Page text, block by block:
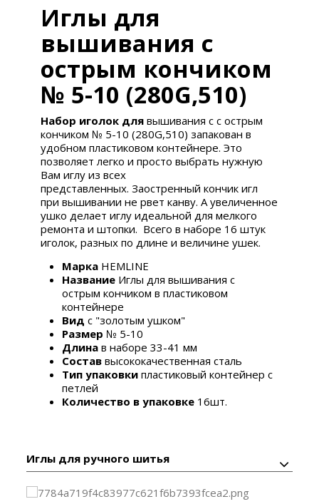
Иглы для
вышивания с
острым кончиком
№ 5-10 (280G,510)
Набор иголок длявышивания сс острым
кончиком № 5-10 (280G,510) запакован в
удобном пластиковом контейнере. Это
позволяет легко и просто выбрать нужную
Вам иглу из всех
представленных.Заостренный кончик игл
при вышивании не рвет канву. А увеличенное
ушко делает иглу идеальной для мелкого
ремонта и штопки. Всего в наборе 16 штук
иголок, разных по длине и величине ушек.
Марка HEMLINE
Название Иглы для вышивания с
острым кончиком в пластиковом
контейнере
Вид с "золотым ушком"
Размер № 5-10
Длина в наборе 33-41 мм
Состав высококачественная сталь
Тип упаковки пластиковый контейнер с
петлей
Количество в упаковке 16шт.
Иглы для ручного шитья